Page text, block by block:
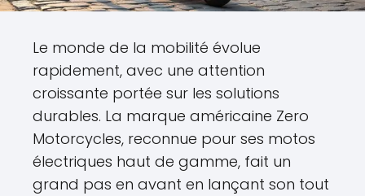
Le monde de la mobilité évolue
rapidement, avec une attention
croissante portée sur les solutions
durables. La marque américaine Zero
Motorcycles, reconnue pour ses motos
électriques haut de gamme, fait un
grand pas en avant en lançant son tout